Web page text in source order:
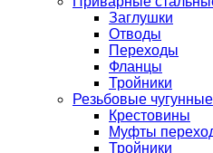
Заглушки
Отводы
Переходы
Фланцы
Тройники
Резьбовые чугунные
Крестовины
Муфты
Тройники